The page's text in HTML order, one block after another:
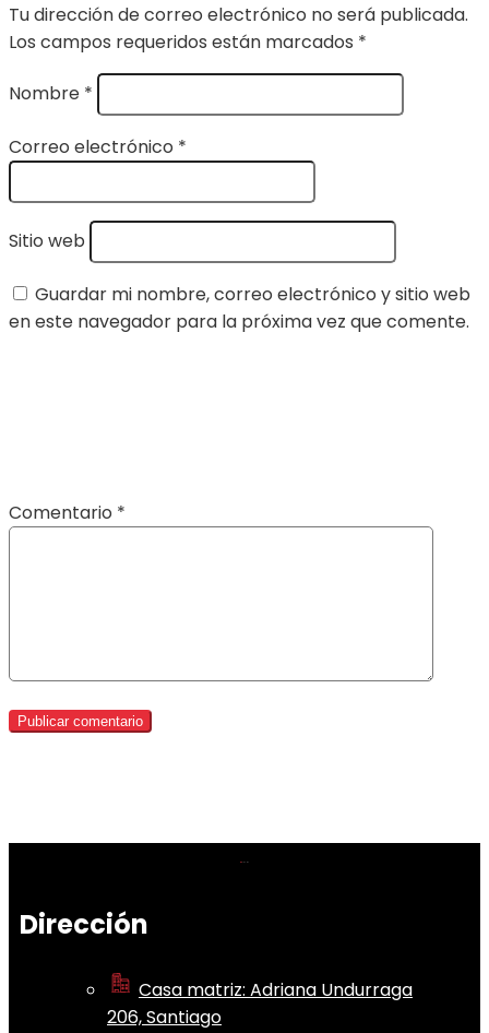
Tu dirección de correo electrónico no será publicada.
Los campos requeridos están marcados *
Nombre *
Correo electrónico *
Sitio web
Guardar mi nombre, correo electrónico y sitio web
en este navegador para la próxima vez que comente.
Comentario *
Dirección
Casa matriz: Adriana Undurraga
206, Santiago